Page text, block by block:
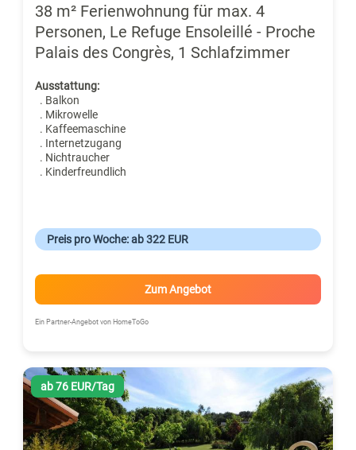
38 m² Ferienwohnung für max. 4
Personen, Le Refuge Ensoleillé - Proche
Palais des Congrès, 1 Schlafzimmer
Ausstattung:
. Balkon
. Mikrowelle
. Kaffeemaschine
. Internetzugang
. Nichtraucher
. Kinderfreundlich
Preis pro Woche: ab 322 EUR
Zum Angebot
Ein Partner-Angebot von HomeToGo
ab 76 EUR/Tag